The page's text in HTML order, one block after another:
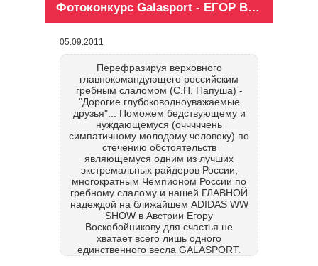
Фотоконкурс Galasport - ЕГОР ВОСКОБОЙНИКОВ.
05.09.2011
Перефразируя верховного
главнокомандующего российским
гребным слаломом (С.П. Папуша) -
"Дорогие глубоководноуважаемые
друзья"... Поможем бедствующему и
нуждающемуся (очччччень
симпатичному молодому человеку) по
стечению обстоятельств
являющемуся одним из лучших
экстремальных райдеров России,
многократным Чемпионом России по
гребному слалому и нашей ГЛАВНОЙ
надеждой на ближайшем ADIDAS WW
SHOW в Австрии Егору
Воскобойникову для счастья не
хватает всего лишь одного
единственного весла GALASPORT.